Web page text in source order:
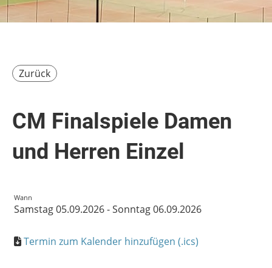
Zurück
CM Finalspiele Damen
und Herren Einzel
Wann
Samstag 05.09.2026 - Sonntag 06.09.2026
Termin zum Kalender hinzufügen (.ics)